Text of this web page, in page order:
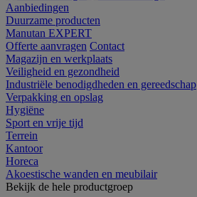
Aanbiedingen
Duurzame producten
Manutan EXPERT
Offerte aanvragen Contact
Magazijn en werkplaats
Veiligheid en gezondheid
Industriële benodigdheden en gereedschap
Verpakking en opslag
Hygiëne
Sport en vrije tijd
Terrein
Kantoor
Horeca
Akoestische wanden en meubilair
Bekijk de hele productgroep